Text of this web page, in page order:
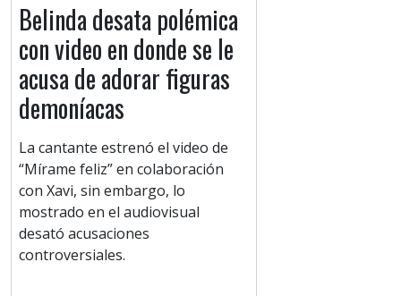
Belinda desata polémica
con video en donde se le
acusa de adorar figuras
demoníacas
La cantante estrenó el video de
“Mírame feliz” en colaboración
con Xavi, sin embargo, lo
mostrado en el audiovisual
desató acusaciones
controversiales.